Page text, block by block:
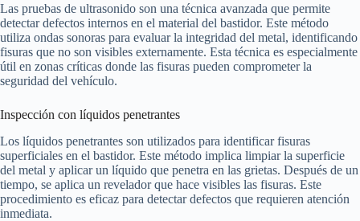
Las pruebas de ultrasonido son una técnica avanzada que permite
detectar defectos internos en el material del bastidor. Este método
utiliza ondas sonoras para evaluar la integridad del metal, identificando
fisuras que no son visibles externamente. Esta técnica es especialmente
útil en zonas críticas donde las fisuras pueden comprometer la
seguridad del vehículo.
Inspección con líquidos penetrantes
Los líquidos penetrantes son utilizados para identificar fisuras
superficiales en el bastidor. Este método implica limpiar la superficie
del metal y aplicar un líquido que penetra en las grietas. Después de un
tiempo, se aplica un revelador que hace visibles las fisuras. Este
procedimiento es eficaz para detectar defectos que requieren atención
inmediata.